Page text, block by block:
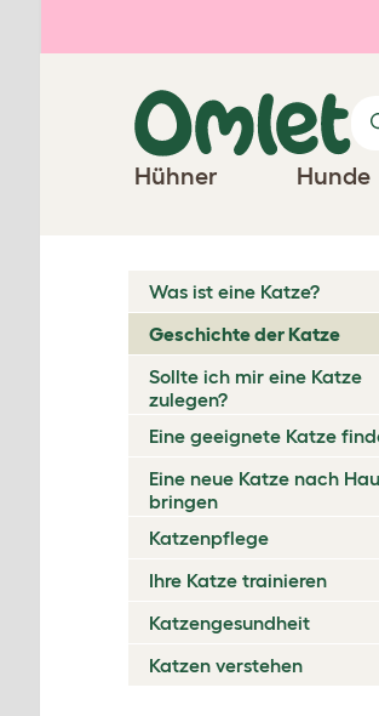
Hühner Hunde
Was ist eine Katze?
Geschichte der Katze
Sollte ich mir eine Katze
zulegen?
Eine geeignete Katze
Eine neue Katze nach
bringen
Katzenpflege
Ihre Katze trainieren
Katzengesundheit
Katzen verstehen